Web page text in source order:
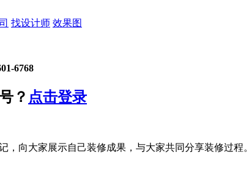
找设计师 效果图
6768
？ 点击登录
，向大家展示自己装修成果，与大家共同分享装修过程。